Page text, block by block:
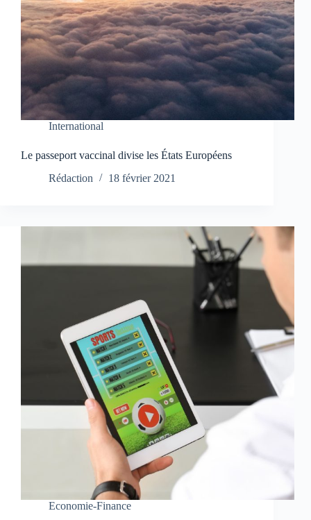
International
Le passeport vaccinal divise les États Européens
Rédaction
18 février 2021
Economie-Finance